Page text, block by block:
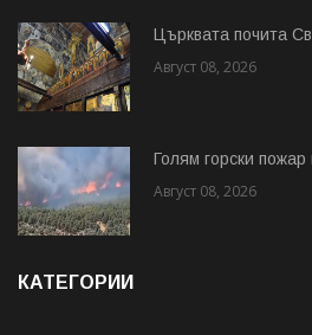
Църквата почита
Август 08, 2026
Голям горски
Август 08, 2026
КАТЕГОРИИ